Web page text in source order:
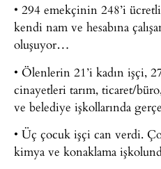
• 294 emekçinin 248’i
kendi nam ve hesabına
oluşuyor…
• Ölenlerin 21’i kadın işçi,
cinayetleri tarım, ticaret/
ve belediye işkollarında
• Üç çocuk işçi can verdi.
kimya ve konaklama